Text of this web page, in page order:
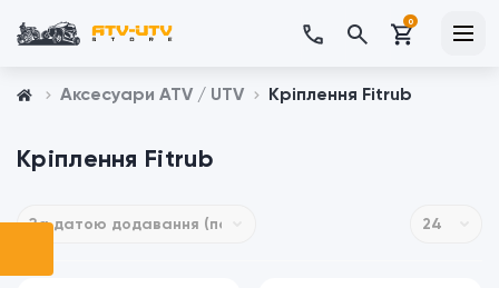
0
Аксесуари ATV / UTV Кріплення Fitrub
Кріплення Fitrub